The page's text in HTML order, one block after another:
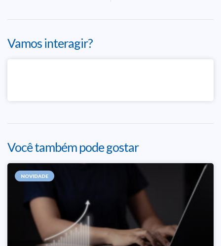
Vamos interagir?
Você também pode gostar
NOVIDADE